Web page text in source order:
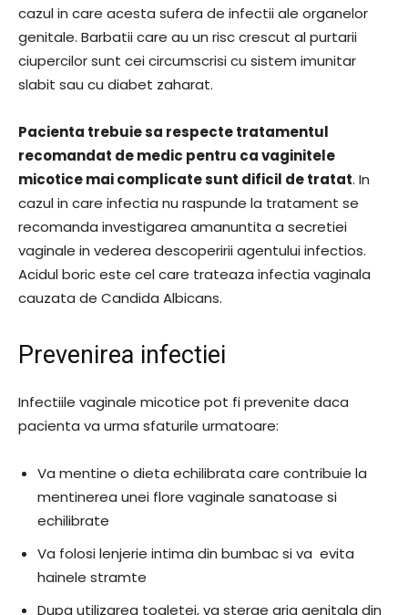
cazul in care acesta sufera de infectii ale organelor
genitale. Barbatii care au un risc crescut al purtarii
ciupercilor sunt cei circumscrisi cu sistem imunitar
slabit sau cu diabet zaharat.
Pacienta trebuie sa respecte tratamentul
recomandat de medic pentru ca vaginitele
micotice mai complicate sunt dificil de tratat. In
cazul in care infectia nu raspunde la tratament se
recomanda investigarea amanuntita a secretiei
vaginale in vederea descoperirii agentului infectios.
Acidul boric este cel care trateaza infectia vaginala
cauzata de Candida Albicans.
Prevenirea infectiei
Infectiile vaginale micotice pot fi prevenite daca
pacienta va urma sfaturile urmatoare:
Va mentine o dieta echilibrata care contribuie la
mentinerea unei flore vaginale sanatoase si
echilibrate
Va folosi lenjerie intima din bumbac si va evita
hainele stramte
Dupa utilizarea toaletei, va sterge aria genitala din